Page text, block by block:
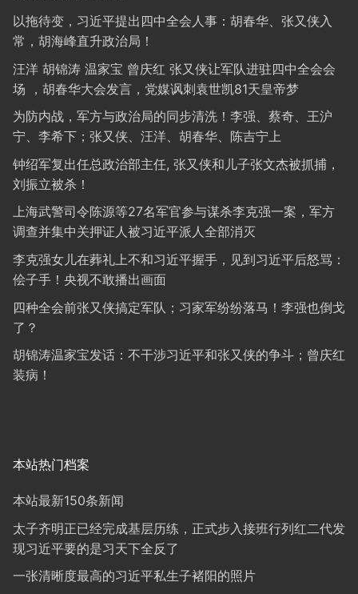
以拖待变，习近平提出四中全会人事：胡春华、张又侠入
常，胡海峰直升政治局！
汪洋 胡锦涛 温家宝 曾庆红 张又侠让军队进驻四中全会会
场 ，胡春华大会发言，党媒讽刺袁世凯81天皇帝梦
为防内战，军方与政治局的同步清洗！李强、蔡奇、王沪
宁、李希下；张又侠、汪洋、胡春华、陈吉宁上
钟绍军复出任总政治部主任, 张又侠和儿子张文杰被抓捕，
刘振立被杀！
上海武警司令陈源等27名军官参与谋杀李克强一案，军方
调查并集中关押证人被习近平派人全部消灭
李克强女儿在葬礼上不和习近平握手，见到习近平后怒骂：
侩子手！央视不敢播出画面
四种全会前张又侠搞定军队；习家军纷纷落马！李强也倒戈
了？
胡锦涛温家宝发话：不干涉习近平和张又侠的争斗；曾庆红
装病！
本站热门档案
本站最新150条新闻
太子齐明正已经完成基层历练，正式步入接班行列红二代发
现习近平要的是习天下全反了
一张清晰度最高的习近平私生子褚阳的照片